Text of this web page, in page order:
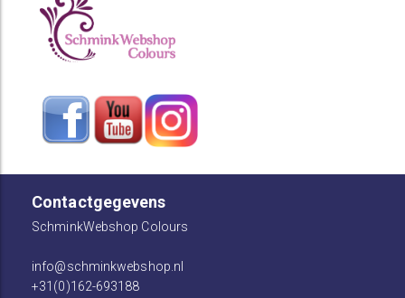
Contactgegevens
SchminkWebshop Colours
info@schminkwebshop.nl
+31(0)162-693188